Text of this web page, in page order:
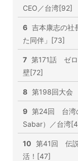
CEO／台湾[92]
6 吉本康志の社
た同伴」[73]
7 第171話 ゼロ
壁[72]
8 第198回大会
9 第24回 台湾
Sabar）／台湾
10 第41回 伝説
活！[47]